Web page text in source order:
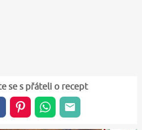
se s přáteli o recept